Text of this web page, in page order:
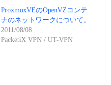
ProxmoxVEのOpenVZコンテ
ナのネットワークについて。
2011/08/08
PacketiX VPN / UT-VPN